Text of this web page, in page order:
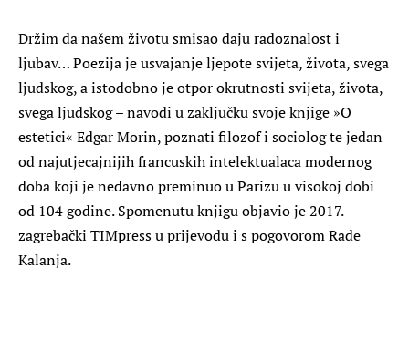
Držim da našem životu smisao daju radoznalost i
ljubav… Poezija je usvajanje ljepote svijeta, života, svega
ljudskog, a istodobno je otpor okrutnosti svijeta, života,
svega ljudskog – navodi u zaključku svoje knjige »O
estetici« Edgar Morin, poznati filozof i sociolog te jedan
od najutjecajnijih francuskih intelektualaca modernog
doba koji je nedavno preminuo u Parizu u visokoj dobi
od 104 godine. Spomenutu knjigu objavio je 2017.
zagrebački TIMpress u prijevodu i s pogovorom Rade
Kalanja.